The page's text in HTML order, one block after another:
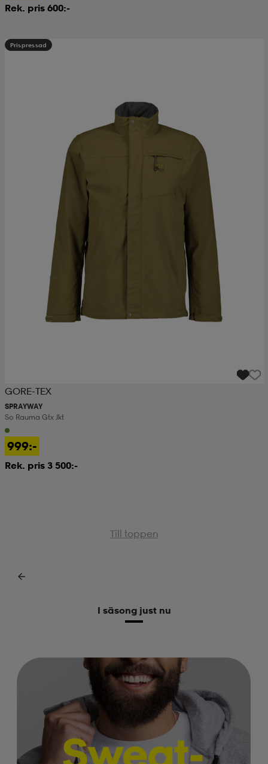
Rek. pris 600:-
Prispressad
GORE-TEX
SPRAYWAY
So Rauma Gtx Jkt
999:-
Rek. pris 3 500:-
Till toppen
I säsong just nu